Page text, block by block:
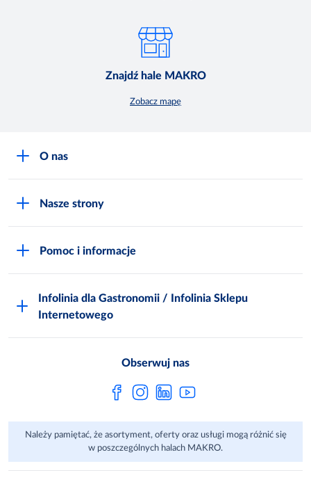
Znajdź hale MAKRO
Zobacz mapę
O nas
Zgłoś naruszenie
Inspektor Ochrony Danych
Metro AG
Sprawozdanie niefinansowe
Nasze strony
Polskie Skarby Kulinarne
Zgody marketingowe
Pomoc i informacje
FAQ
Jak kupować w MAKRO Online
Regulaminy Klienta
Regulaminy akcji promocyjnych
Aplikacje mobilne
Infolinia dla Gastronomii / Infolinia Sklepu
Internetowego
Obserwuj nas
Należy pamiętać, że asortyment, oferty oraz usługi mogą różnić się
w poszczególnych halach MAKRO.